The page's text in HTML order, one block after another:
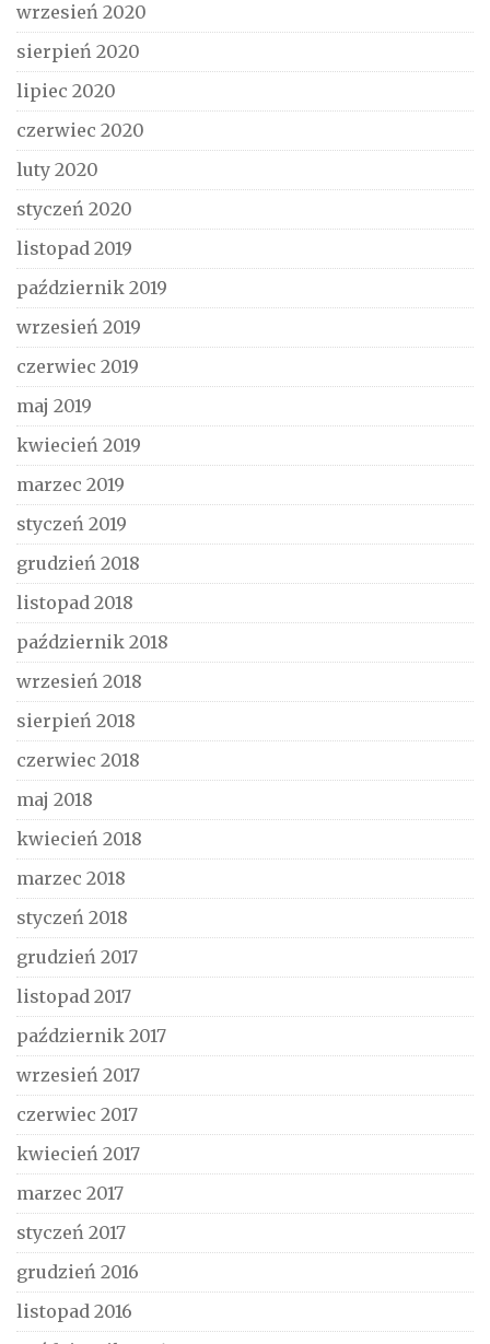
wrzesień 2020
sierpień 2020
lipiec 2020
czerwiec 2020
luty 2020
styczeń 2020
listopad 2019
październik 2019
wrzesień 2019
czerwiec 2019
maj 2019
kwiecień 2019
marzec 2019
styczeń 2019
grudzień 2018
listopad 2018
październik 2018
wrzesień 2018
sierpień 2018
czerwiec 2018
maj 2018
kwiecień 2018
marzec 2018
styczeń 2018
grudzień 2017
listopad 2017
październik 2017
wrzesień 2017
czerwiec 2017
kwiecień 2017
marzec 2017
styczeń 2017
grudzień 2016
listopad 2016